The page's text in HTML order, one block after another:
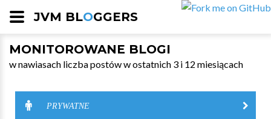
JVM BLOGGERS
MONITOROWANE BLOGI
w nawiasach liczba postów w ostatnich 3 i 12 miesiącach
PRYWATNE